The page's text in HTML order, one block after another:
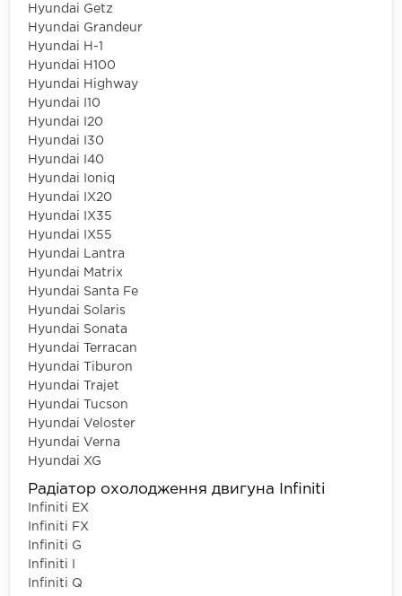
Hyundai Getz
Hyundai Grandeur
Hyundai H-1
Hyundai H100
Hyundai Highway
Hyundai I10
Hyundai I20
Hyundai I30
Hyundai I40
Hyundai Ioniq
Hyundai IX20
Hyundai IX35
Hyundai IX55
Hyundai Lantra
Hyundai Matrix
Hyundai Santa Fe
Hyundai Solaris
Hyundai Sonata
Hyundai Terracan
Hyundai Tiburon
Hyundai Trajet
Hyundai Tucson
Hyundai Veloster
Hyundai Verna
Hyundai XG
Радіатор охолодження двигуна Infiniti
Infiniti EX
Infiniti FX
Infiniti G
Infiniti I
Infiniti Q